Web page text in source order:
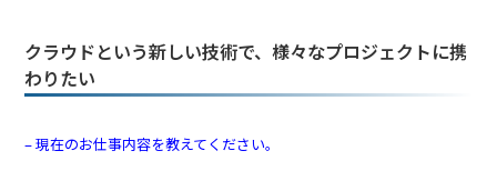
クラウドという新しい技術で、様々なプロジェクトに携
わりたい
– 現在のお仕事内容を教えてください。